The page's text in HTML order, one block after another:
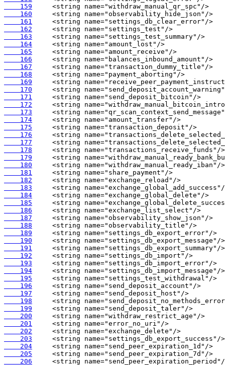
    159
    160
    161
    162
    163
    164
    165
    166
    167
    168
    169
    170
    171
    172
    173
    174
    175
    176
    177
    178
    179
    180
    181
    182
    183
    184
    185
    186
    187
    188
    189
    190
    191
    192
    193
    194
    195
    196
    197
    198
    199
    200
    201
    202
    203
    204
    205
    206